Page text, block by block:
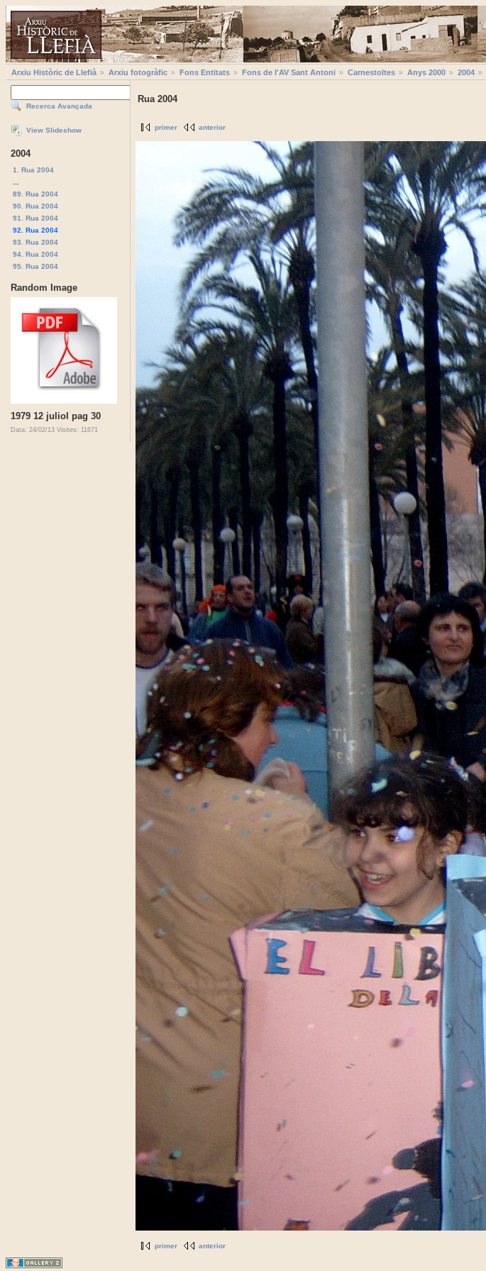
Arxiu Històric de Llefià Arxiu fotogràfic Fons Entitats Fons de l'AV Sant Antoni Carnestoltes Anys 2000 2004
Recerca Avançada
View Slideshow
2004
1. Rua 2004
89. Rua 2004
90. Rua 2004
91. Rua 2004
92. Rua 2004
93. Rua 2004
94. Rua 2004
95. Rua 2004
Random Image
1979 12 juliol pag 30
Data: 24/02/13 Visites: 11671
Rua 2004
primer anterior
primer anterior